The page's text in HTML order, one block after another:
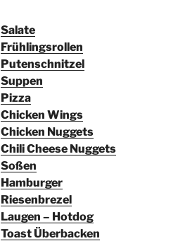
Salate
Frühlingsrollen
Putenschnitzel
Suppen
Pizza
Chicken Wings
Chicken Nuggets
Chili Cheese Nuggets
Soßen
Hamburger
Riesenbrezel
Laugen – Hotdog
Toast Überbacken